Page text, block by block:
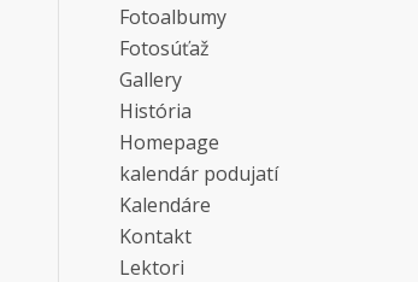
Fotoalbumy
Fotosúťaž
Gallery
História
Homepage
kalendár podujatí
Kalendáre
Kontakt
Lektori